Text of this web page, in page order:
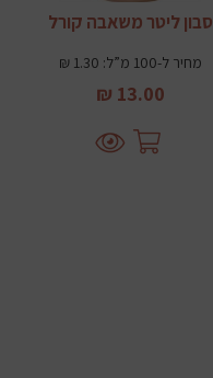
סבון ליטר משאבה קורל
מחיר ל-100 מ”ל: 1.30 ₪
13.00 ₪